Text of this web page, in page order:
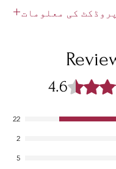
پروڈکٹ کی معلومات
بہترین جگہ ہوں جیسے کہ
کے لیے بھی ایک بہترین
اس آئٹم سے کیسے فائدہ
Rated 4.6 out
4.6
22
2
5